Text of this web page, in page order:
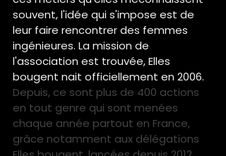
souvent, l'idée qui s'impose est de
leur faire rencontrer des femmes
ingénieures. La mission de
l'association est trouvée, Elles
bougent nait officiellement en 2006.
Depuis, ce sont plus de 400 actions
en tout genre qui sont menées
chaque année partout en France,
grâce notamment aux délégations